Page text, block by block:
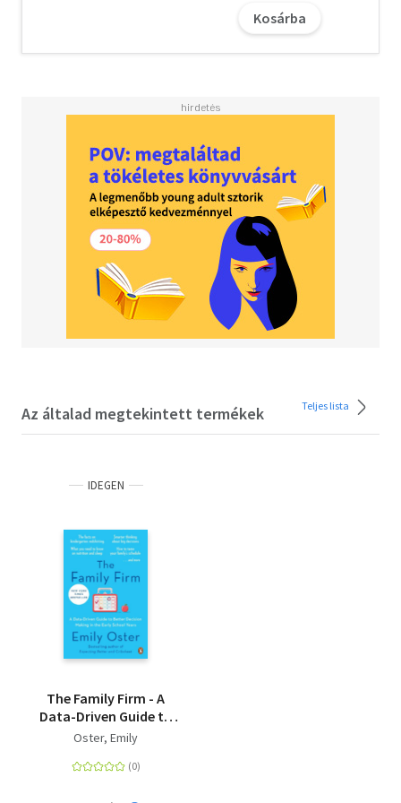
play a sport and how seriously? How do you think smartly
<BR><BR>Making these decisions is less about finding
approach. Parents of this age are often still working in
baby mode, which is to say, under stress and on the fly.
That is a classic management problem, and Oster takes a
page from her time as a business school professor at the
University of Chicago to show us that thoughtful business
process can help smooth out tough family decisions.<BR>
<BR>The Family Firm is a smart and winning guide to how
to think clearly--and with less ambient stress--about the
key decisions of the elementary school years.<BR>
<BR>Parenting is a full-time job. It's time we start
treating it like one.<BR>
Kosárba
Az általad megtekintett termékek Teljes lista
IDEGEN
The Family Firm - A
Data-Driven Guide to
Better Decision Making
Years
Oster, Emily